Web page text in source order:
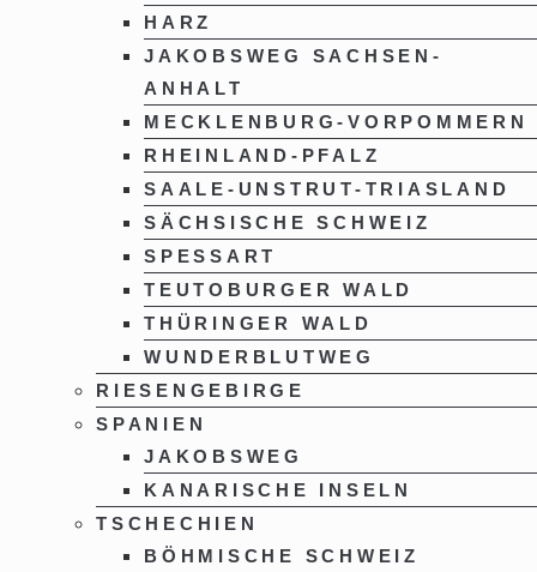
HARZ
JAKOBSWEG SACHSEN-
ANHALT
MECKLENBURG-VORPOMMERN
RHEINLAND-PFALZ
SAALE-UNSTRUT-TRIASLAND
SÄCHSISCHE SCHWEIZ
SPESSART
TEUTOBURGER WALD
THÜRINGER WALD
WUNDERBLUTWEG
RIESENGEBIRGE
SPANIEN
JAKOBSWEG
KANARISCHE INSELN
TSCHECHIEN
BÖHMISCHE SCHWEIZ